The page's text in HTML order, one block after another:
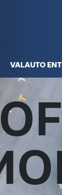
VALAUTO